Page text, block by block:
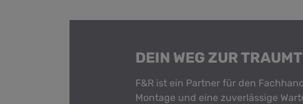
DEIN WEG ZUR
F&R ist ein Partner für den
Montage und eine zuverlässige